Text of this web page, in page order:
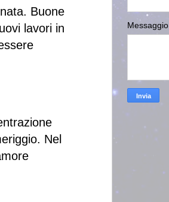
Buone
lavori in
Nel
Messaggio